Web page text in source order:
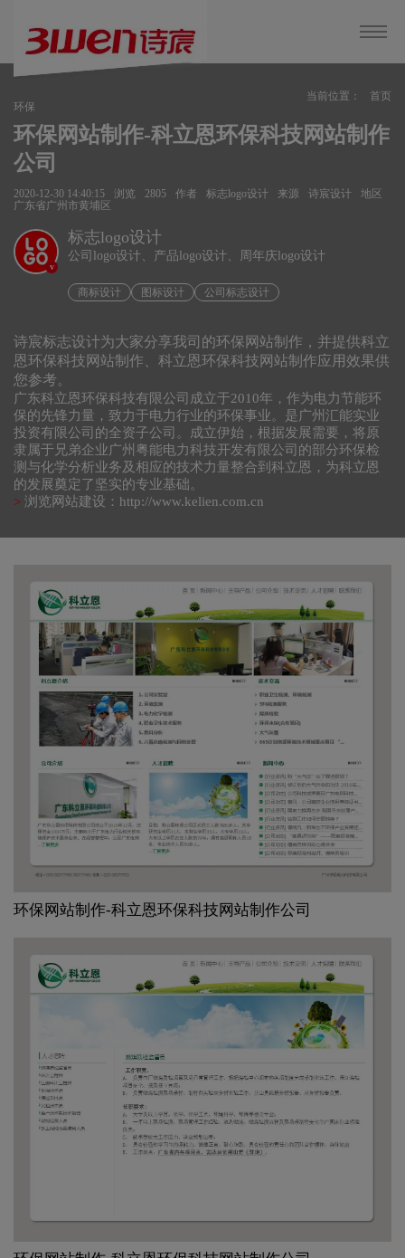
当前位置：
首页
环保
环保网站制作-科立恩环保科技网站制作
公司
2020-12-30 14:40:15 浏览 2805 作者 标志logo设计 来源 诗宸设计
地区
广东省广州市黄埔区
v
标志logo设计
公司logo设计、产品logo设计、周年庆logo设计
商标设计 图标设计 公司标志设计
诗宸标志设计为大家分享我司的环保网站制作，并提供科立
恩环保科技网站制作、科立恩环保科技网站制作应用效果供
您参考。
广东科立恩环保科技有限公司成立于2010年，作为电力节能环
保的先锋力量，致力于电力行业的环保事业。是广州汇能实业
投资有限公司的全资子公司。成立伊始，根据发展需要，将原
隶属于兄弟企业广州粤能电力科技开发有限公司的部分环保检
测与化学分析业务及相应的技术力量整合到科立恩，为科立恩
的发展奠定了坚实的专业基础。
> 浏览网站建设： http://www.kelien.com.cn
环保网站制作-科立恩环保科技网站制作公司